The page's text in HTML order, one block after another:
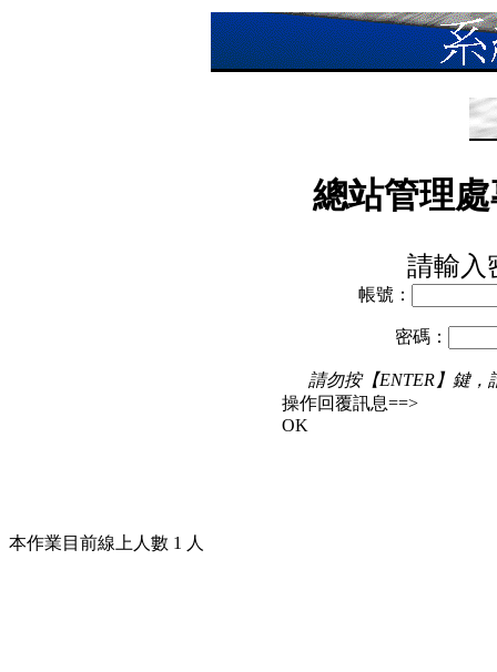
總站管理
請輸入
帳號：
密碼：
請勿按【ENTER】鍵
操作回覆訊息==>
OK
本作業目前線上人數 1 人